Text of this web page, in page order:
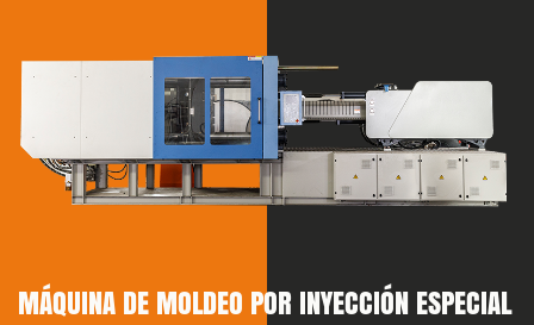
MÁQUINA DE MOLDEO POR INYECCIÓN ESPECIAL